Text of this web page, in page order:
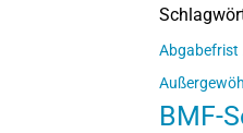
Abgabefrist
BMF-